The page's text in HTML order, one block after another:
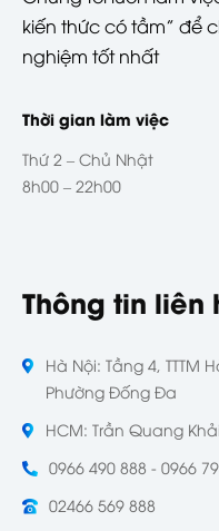
kiến thức có tầm” để
nghiệm tốt nhất
Thời gian làm việc
Thứ 2 – Chủ Nhật
8h00 – 22h00
Thông tin liên
Hà Nội: Tầng 4, TTTM
Phường Đống Đa
HCM: Trần Quang
0966 490 888 - 0966
02466 569 888